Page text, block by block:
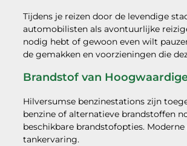
Tijdens je reizen door de levendige
automobilisten als avontuurlijke
nodig hebt of gewoon even wilt
de gemakken en voorzieningen die
Brandstof van
Hilversumse benzinestations zijn
benzine of alternatieve brandstoffen
beschikbare brandstofopties.
tankervaring.